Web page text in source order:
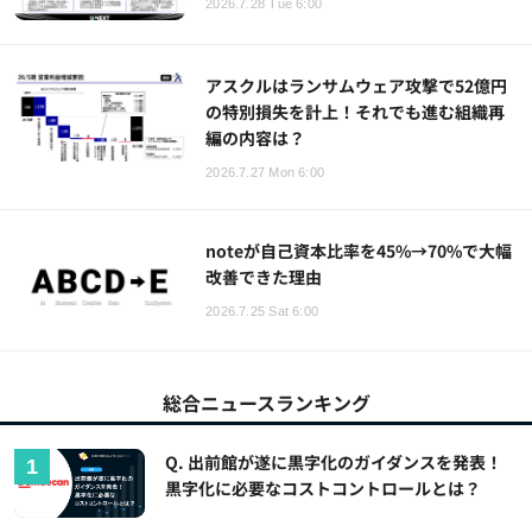
2026.7.28 Tue 6:00
アスクルはランサムウェア攻撃で52億円
の特別損失を計上！それでも進む組織再
編の内容は？
2026.7.27 Mon 6:00
noteが自己資本比率を45%→70%で大幅
改善できた理由
2026.7.25 Sat 6:00
総合ニュースランキング
Q. 出前館が遂に黒字化のガイダンスを発表！
黒字化に必要なコストコントロールとは？